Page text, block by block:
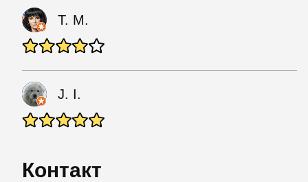
T. M.
J. I.
Контакт